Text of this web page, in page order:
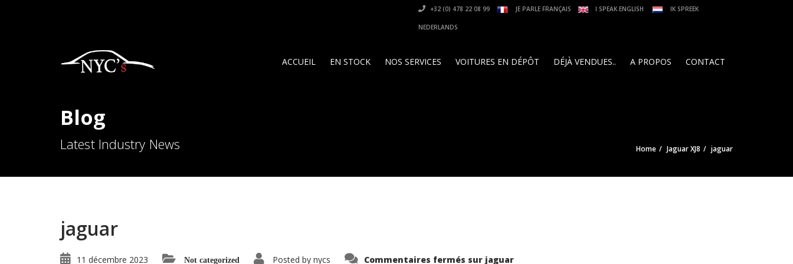
+32 (0) 478 22 08 99 JE PARLE FRANÇAIS I SPEAK ENGLISH IK SPREEK
NEDERLANDS
ACCUEIL EN STOCK NOS SERVICES VOITURES EN DÉPÔT DÉJÀ VENDUES.. A PROPOS CONTACT
Blog
Latest Industry News Home Jaguar XJ8 jaguar
jaguar
11 décembre 2023 Not categorized Posted by nycs Commentaires fermés sur jaguar